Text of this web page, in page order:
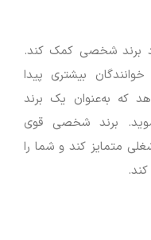
برند شخصی کمک کند.
بیشتری پیدا
که به‌عنوان یک برند
برند شخصی قوی
متمایز کند و شما را